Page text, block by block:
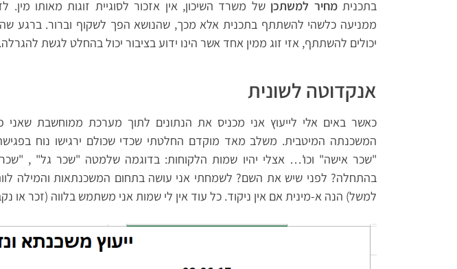
בתכניתמחיר למשתכןשל משרד השיכון, אין אזכור לסוגיית זוגות מאותו מין.
ממניעה כלשהי להשתתף בתכנית אלא מכך, שהנושא הפך לשקוף וברור. ברגע
יכולים להשתתף, אזי זוג ממין אחד אשר הינו ידוע בציבור יכול בהחלט לגשת להגרלה.
אנקדוטה לשונית
כאשר באים אלי לייעוץ אני מכניס את הנתונים לתוך מערכת ממוחשבת שאני
המשכנתה המיטבית. משלב מאד מוקדם החלטתי שכדי שכולם ירגישו נוח
"שכר אישה" וכו'… אצלי יהיו שמות הלקוחות: בדוגמה שלמטה "שכר גל" ,
בהתחלה? לפני שיש את השם? לשמחתי אני עושה בתחום המשכנתאות והמילה
למשל) הנה א-מינית אם אין ניקוד. כל עוד אין לי שמות אני משתמש בלווה (זכר או